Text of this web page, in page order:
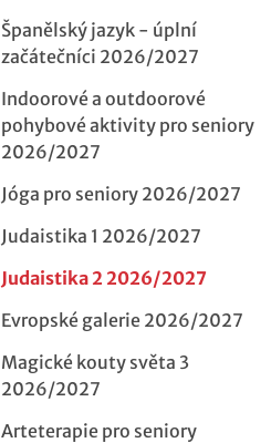
Španělský jazyk - úplní
začátečníci 2026/2027
Indoorové a outdoorové
pohybové aktivity pro seniory
2026/2027
Jóga pro seniory 2026/2027
Judaistika 1 2026/2027
Judaistika 2 2026/2027
Evropské galerie 2026/2027
Magické kouty světa 3
2026/2027
Arteterapie pro seniory